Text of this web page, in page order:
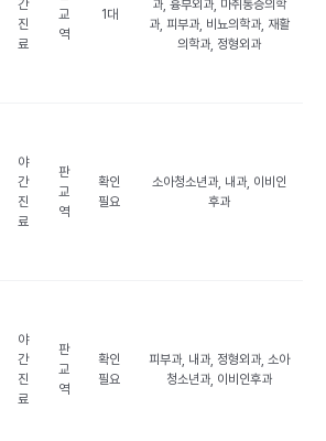
간
진
료
교
역
1대
과, 흉부외과, 마취통증의학
과, 피부과, 비뇨의학과, 재활
의학과, 정형외과
야
간
진
료
판
교
역
확인
필요
소아청소년과, 내과, 이비인
후과
야
간
진
료
판
교
역
확인
필요
피부과, 내과, 정형외과, 소아
청소년과, 이비인후과